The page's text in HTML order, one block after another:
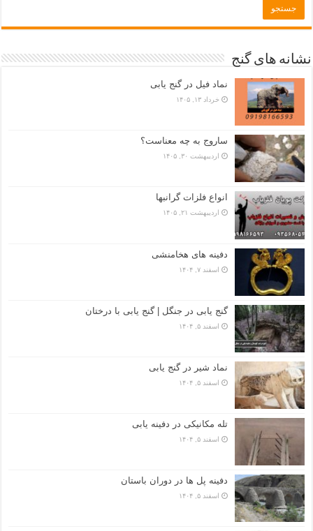
نشانه های گنج
نماد فیل در گنج یابی
خرداد ۱۳, ۱۴۰۵
ساروج به چه معناست؟
اردیبهشت ۳۰, ۱۴۰۵
انواع فلزات گرانبها
اردیبهشت ۲۱, ۱۴۰۵
دفینه های هخامنشی
اسفند ۷, ۱۴۰۴
گنج یابی در جنگل | گنج یابی با درختان
اسفند ۵, ۱۴۰۴
نماد شیر در گنج یابی
اسفند ۵, ۱۴۰۴
تله مکانیکی در دفینه یابی
اسفند ۵, ۱۴۰۴
دفینه پل ها در دوران باستان
اسفند ۵, ۱۴۰۴